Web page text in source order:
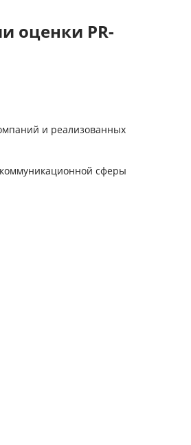
оценки PR-
и реализованных
сферы